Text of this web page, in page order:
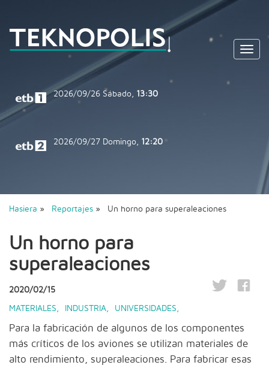
2026/09/26 Sábado, 13:30
2026/09/27 Domingo, 12:20
Hasiera » Reportajes » Un horno para superaleaciones
Un horno para
superaleaciones
2020/02/15
MATERIALES INDUSTRIA UNIVERSIDADES
Para la fabricación de algunos de los componentes
más críticos de los aviones se utilizan materiales de
alto rendimiento, superaleaciones. Para fabricar esas